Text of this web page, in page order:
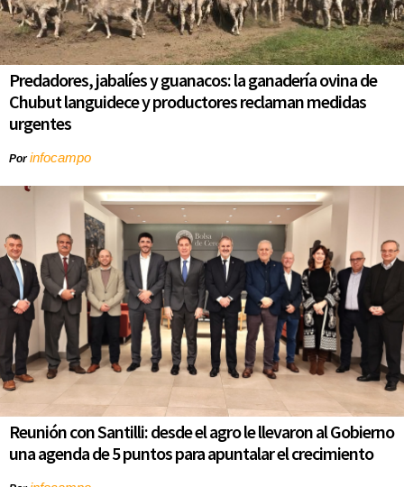
Predadores, jabalíes y guanacos: la ganadería ovina de
Chubut languidece y productores reclaman medidas
urgentes
Porinfocampo
Reunión con Santilli: desde el agro le llevaron al Gobierno
una agenda de 5 puntos para apuntalar el crecimiento